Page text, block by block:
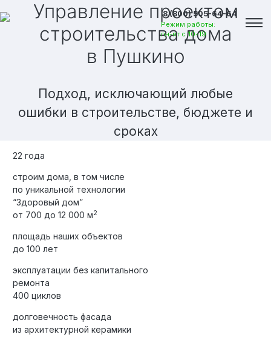
8 (800) 505-64-64
Режим работы:
пн-пт с 10-19
Вакансии
Элитные «Здоровые дома»
Управление проектом
строительства дома
в Пушкино
Подход, исключающий любые
ошибки в строительстве, бюджете и
сроках
22 года
строим дома, в том числе
по уникальной технологии
“Здоровый дом”
от 700 до 12 000 м2
площадь наших объектов
до 100 лет
эксплуатации без капитального
ремонта
400 циклов
долговечность фасада
из архитектурной керамики